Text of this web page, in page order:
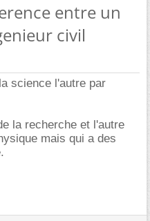
entre un
civil
science l'autre par
la recherche et l'autre
mais qui a des